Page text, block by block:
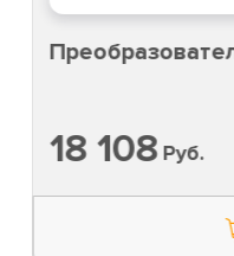
108Руб.